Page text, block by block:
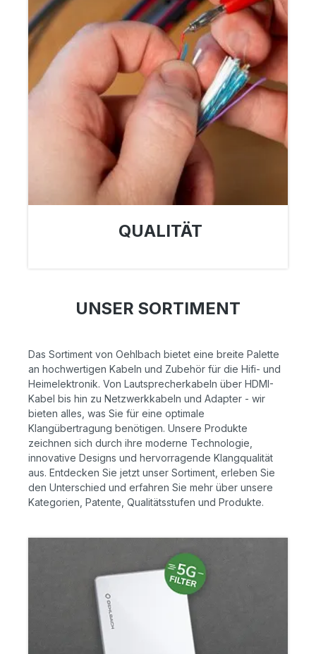
QUALITÄT
UNSER SORTIMENT
Das Sortiment von Oehlbach bietet eine breite Palette
an hochwertigen Kabeln und Zubehör für die Hifi- und
Heimelektronik. Von Lautsprecherkabeln über HDMI-
Kabel bis hin zu Netzwerkkabeln und Adapter - wir
bieten alles, was Sie für eine optimale
Klangübertragung benötigen. Unsere Produkte
zeichnen sich durch ihre moderne Technologie,
innovative Designs und hervorragende Klangqualität
aus. Entdecken Sie jetzt unser Sortiment, erleben Sie
den Unterschied und erfahren Sie mehr über unsere
Kategorien, Patente, Qualitätsstufen und Produkte.